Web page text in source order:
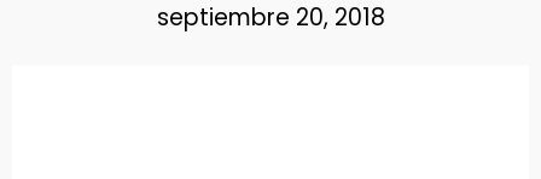
septiembre 20, 2018